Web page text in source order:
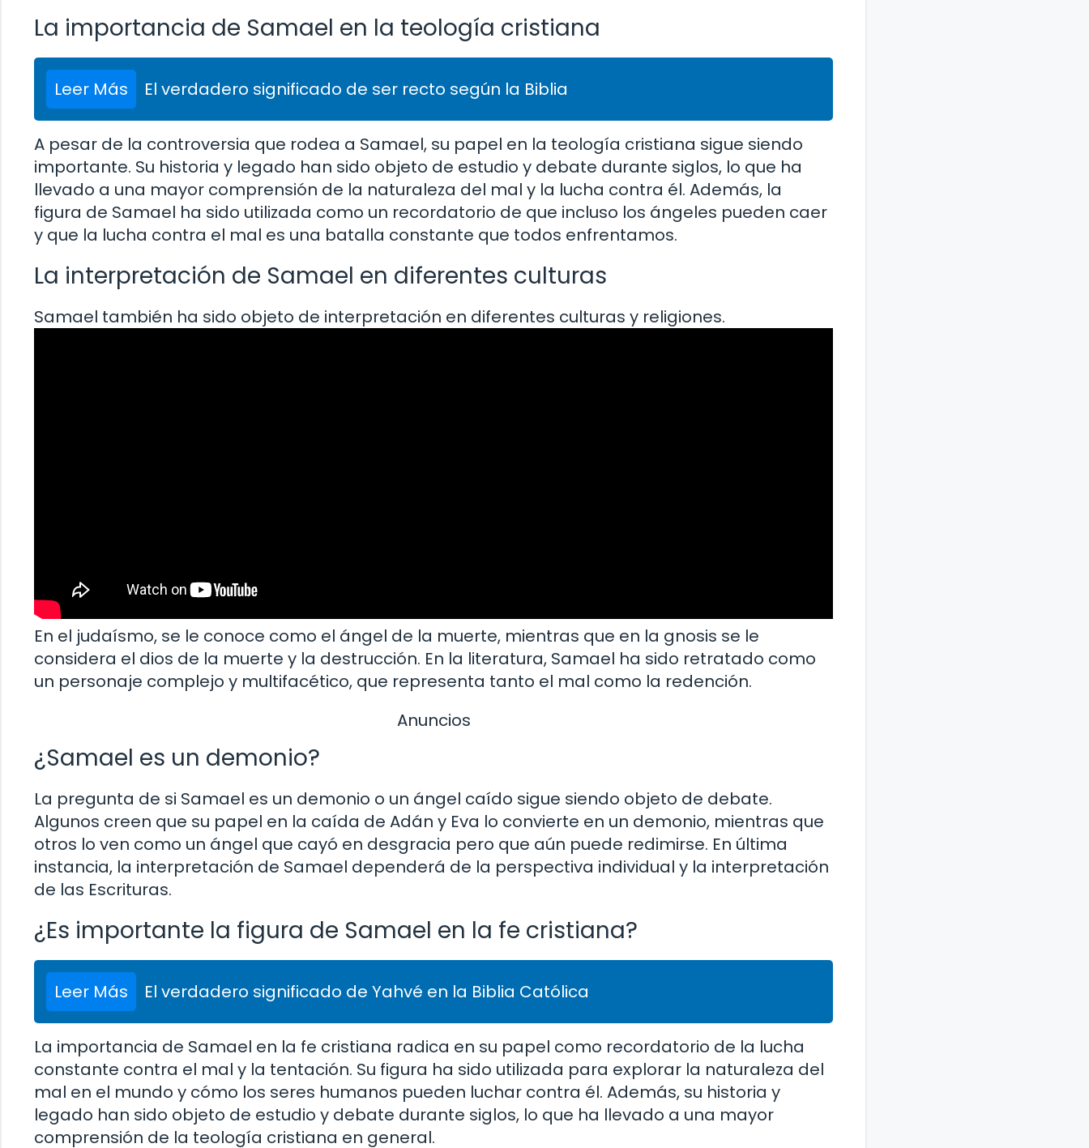
La importancia de Samael en la teología cristiana
Leer Más El verdadero significado de ser recto según la Biblia
A pesar de la controversia que rodea a Samael, su papel en la teología cristiana sigue siendo
importante. Su historia y legado han sido objeto de estudio y debate durante siglos, lo que ha
llevado a una mayor comprensión de la naturaleza del mal y la lucha contra él. Además, la
figura de Samael ha sido utilizada como un recordatorio de que incluso los ángeles pueden caer
y que la lucha contra el mal es una batalla constante que todos enfrentamos.
La interpretación de Samael en diferentes culturas
Samael también ha sido objeto de interpretación en diferentes culturas y religiones.
En el judaísmo, se le conoce como el ángel de la muerte, mientras que en la gnosis se le
considera el dios de la muerte y la destrucción. En la literatura, Samael ha sido retratado como
un personaje complejo y multifacético, que representa tanto el mal como la redención.
Anuncios
¿Samael es un demonio?
La pregunta de si Samael es un demonio o un ángel caído sigue siendo objeto de debate.
Algunos creen que su papel en la caída de Adán y Eva lo convierte en un demonio, mientras que
otros lo ven como un ángel que cayó en desgracia pero que aún puede redimirse. En última
instancia, la interpretación de Samael dependerá de la perspectiva individual y la interpretación
de las Escrituras.
¿Es importante la figura de Samael en la fe cristiana?
Leer Más El verdadero significado de Yahvé en la Biblia Católica
La importancia de Samael en la fe cristiana radica en su papel como recordatorio de la lucha
constante contra el mal y la tentación. Su figura ha sido utilizada para explorar la naturaleza del
mal en el mundo y cómo los seres humanos pueden luchar contra él. Además, su historia y
legado han sido objeto de estudio y debate durante siglos, lo que ha llevado a una mayor
comprensión de la teología cristiana en general.